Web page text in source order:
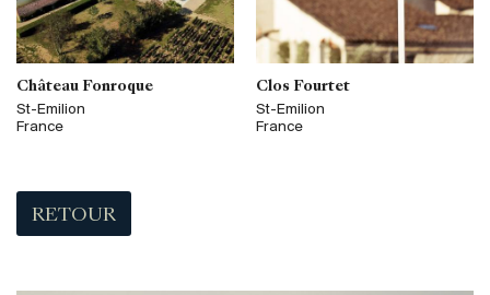
Château Fonroque
St-Emilion
France
Clos Fourtet
St-Emilion
France
RETOUR